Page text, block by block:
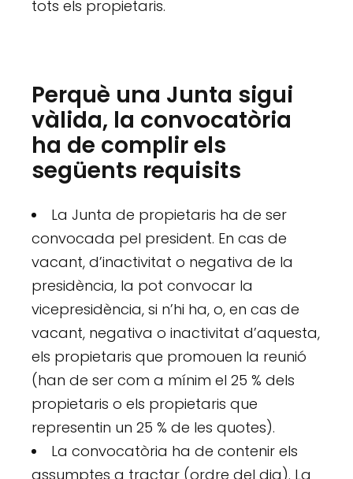
tots els propietaris.
Perquè una Junta sigui
vàlida, la convocatòria
ha de complir els
següents requisits
La Junta de propietaris ha de ser
convocada pel president. En cas de
vacant, d’inactivitat o negativa de la
presidència, la pot convocar la
vicepresidència, si n’hi ha, o, en cas de
vacant, negativa o inactivitat d’aquesta,
els propietaris que promouen la reunió
(han de ser com a mínim el 25 % dels
propietaris o els propietaris que
representin un 25 % de les quotes).
La convocatòria ha de contenir els
assumptes a tractar (ordre del dia). La